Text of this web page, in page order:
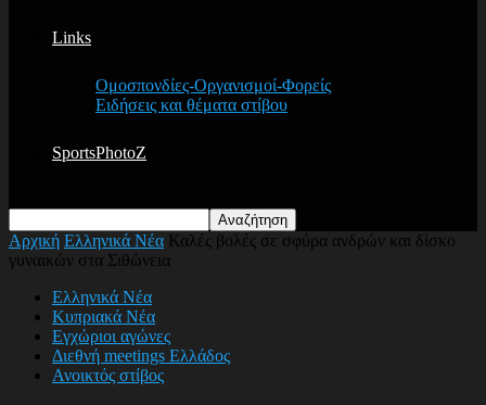
Links
Ομοσπονδίες-Οργανισμοί-Φορείς
Ειδήσεις και θέματα στίβου
SportsPhotoZ
Αρχική Ελληνικά Νέα Καλές βολές σε σφύρα ανδρών και δίσκο
γυναικών στα Σιθώνεια
Ελληνικά Νέα
Κυπριακά Νέα
Εγχώριοι αγώνες
Διεθνή meetings Ελλάδος
Ανοικτός στίβος